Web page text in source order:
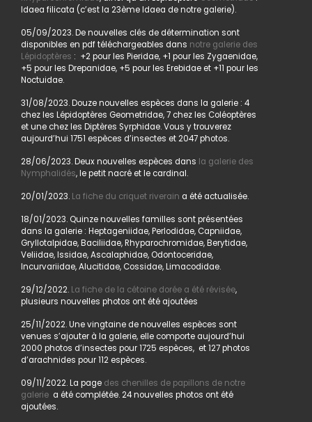
Idaea filicata (c’est la 23ème Idaea de notre galerie).
05/09/2023. De nouvelles clés de détermination sont
disponibles en pdf téléchargeables dans notre galerie des
Lépidoptères : +2 pour les Pieridae, +1 pour les Zygaenidae,
+5 pour les Drepanidae, +5 pour les Erebidae et +11 pour les
Noctuidae.
31/08/2023. Douze nouvelles espèces dans la galerie : 4
chez les Lépidoptères Geometridae, 7 chez les Coléoptères
et une chez les Diptères Syrphidae. Vous y trouverez
aujourd’hui 1751 espèces d’insectes et 2047 photos.
28/06/2023. Deux nouvelles espèces dans la galerie des
Nymphalidés, le petit nacré et le cardinal.
20/01/2023. La fiche du criquet riverain a été actualisée.
18/01/2023. Quinze nouvelles familles sont présentées
dans la galerie : Heptageniidae, Perlodidae, Capniidae,
Gryllotalpidae, Baciliidae, Rhyparochromidae, Berytidae,
Veliidae, Issidae, Ascalaphidae, Odontoceridae,
Incurvariidae, Alucitidae, Cossidae, Limacodidae.
29/12/2022. La fiche de la cétoine dorée a été révisée,
plusieurs nouvelles photos ont été ajoutées
25/11/2022. Une vingtaine de nouvelles espèces sont
venues s’ajouter à la galerie, elle comporte aujourd’hui
2000 photos d’insectes pour 1725 espèces, et 127 photos
d’arachnides pour 112 espèces.
09/11/2022. La page des chenilles de papillons de notre
galerie a été complétée. 24 nouvelles photos ont été
ajoutées.